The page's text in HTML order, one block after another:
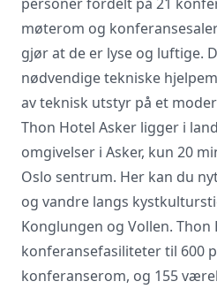
møterom og
gjør at de er lyse og luftige.
nødvendige tekniske
av teknisk utstyr på et
Thon Hotel Asker ligger i
omgivelser i Asker, kun 20
Oslo sentrum. Her kan du
og vandre langs
Konglungen og Vollen. Thon
konferansefasiliteter til 600
konferanserom, og 155
Vi innhenter
råd og
betingelser, bestiller
gjennomgår
viktige frister.
for deg som kunde,
påslag i